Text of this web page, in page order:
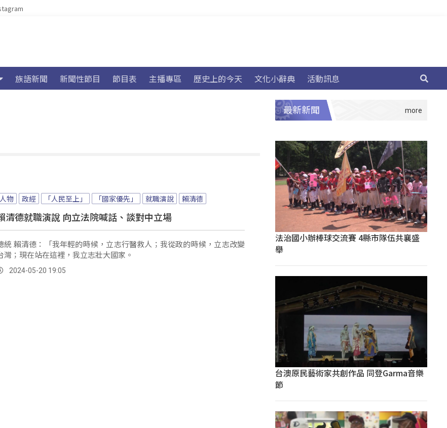
族語新聞 新聞性節目 節目表 主播專區 歷史上的今天 文化小辭典 活動訊息
人物 政經 「人民至上」 「國家優先」 就職演說 賴清德
清德就職演說 向立法院喊話、談對中立場
統 賴清德：「我年輕的時候，立志行醫救人；我從政的時候，立志改變
灣；現在站在這裡，我立志壯大國家。
2024-05-20 19:05
最新新聞
法治國小辦棒球交流賽 4縣市隊伍共襄盛
舉
台澳原民藝術家共創作品 同登Garma音樂
節